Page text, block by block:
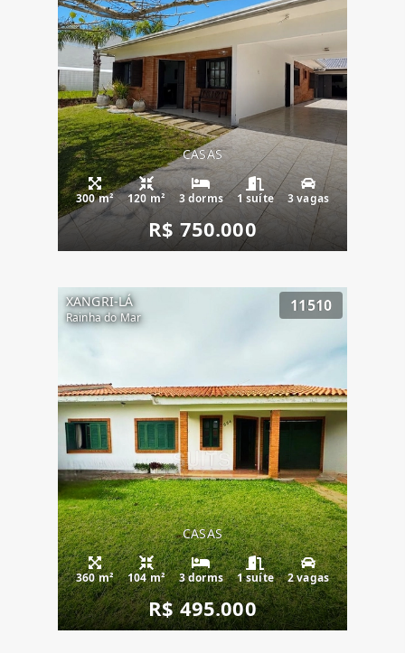
CASAS
300 m² 120 m² 3 dorms 1 suíte 3 vagas
R$ 750.000
XANGRI-LÁ
Rainha do Mar
11510
CASAS
360 m² 104 m² 3 dorms 1 suíte 2 vagas
R$ 495.000